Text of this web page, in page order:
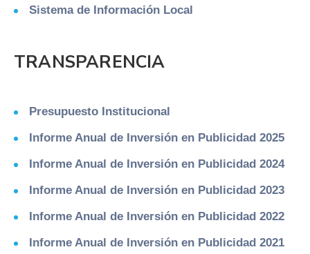
Sistema de Información Local
TRANSPARENCIA
Presupuesto Institucional
Informe Anual de Inversión en Publicidad 2025
Informe Anual de Inversión en Publicidad 2024
Informe Anual de Inversión en Publicidad 2023
Informe Anual de Inversión en Publicidad 2022
Informe Anual de Inversión en Publicidad 2021